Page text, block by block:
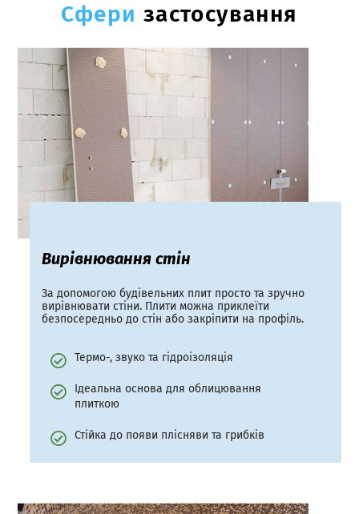
Сфери застосування
Вирівнювання стін
За допомогою будівельних плит просто та зручно
вирівнювати стіни. Плити можна приклеїти
безпосередньо до стін або закріпити на профіль.
Термо-, звуко та гідроізоляція
Ідеальна основа для облицювання
плиткою
Стійка до появи плісняви та грибків